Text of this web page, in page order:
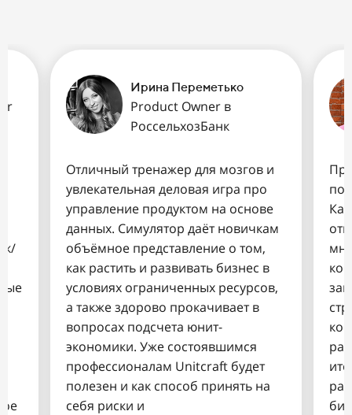
Ирина Переметько
Product Owner в
РоссельхозБанк
Отличный тренажер для мозгов и
увлекательная деловая игра про
управление продуктом на основе
данных. Симулятор даёт новичкам
объёмное представление о том,
как растить и развивать бизнес в
условиях ограниченных ресурсов,
а также здорово прокачивает в
вопросах подсчета юнит-
экономики. Уже состоявшимся
профессионалам Unitcraft будет
полезен и как способ принять на
себя риски и